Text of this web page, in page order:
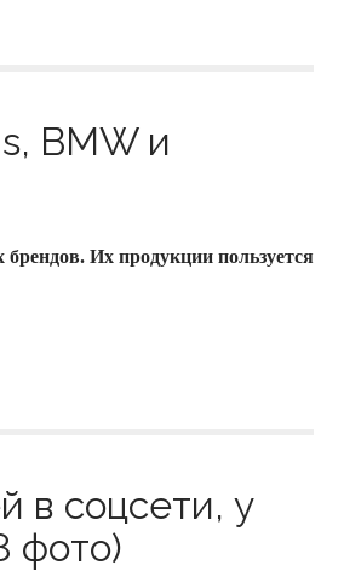
BMW и
брендов. Их продукции пользуется
в соцсети, у
фото)